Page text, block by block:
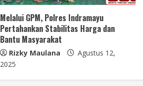
Melalui GPM, Polres Indramayu
Pertahankan Stabilitas Harga dan
Bantu Masyarakat
Rizky Maulana
Agustus 12,
2025